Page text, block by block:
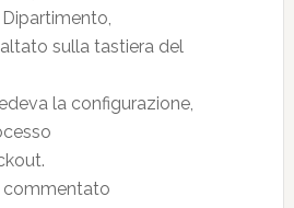
sulla tastiera del
la configurazione,
commentato